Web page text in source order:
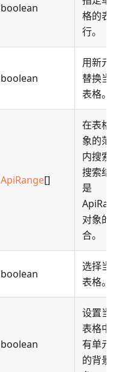
boolean
格的表
行。
boolean
用新元
替换当
表格。
ApiRange[]
在表格
象的范
内搜索
搜索结
是
对象的
合。
boolean
选择当
表格。
boolean
设置当
表格中
有单元
的背景